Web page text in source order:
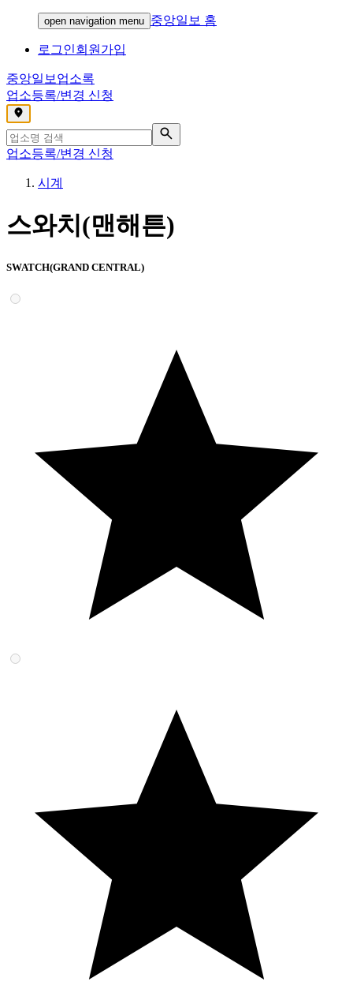
open navigation menu 중앙일보 홈
로그인회원가입
중앙일보 업소록
업소등록/변경 신청
,
업소등록/변경 신청
시계
스와치(맨해튼)
SWATCH(GRAND CENTRAL)